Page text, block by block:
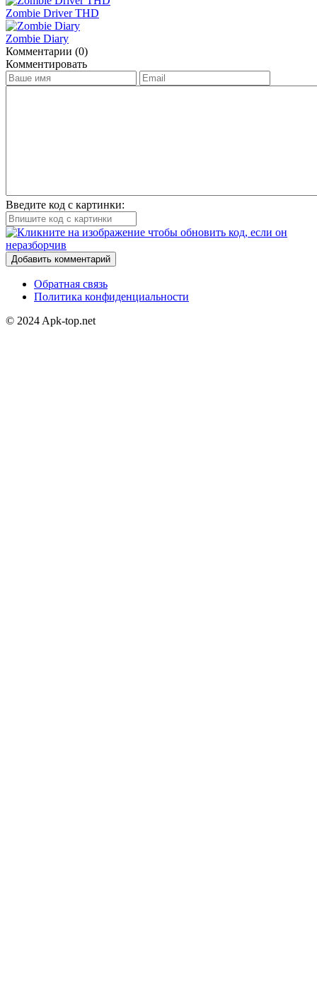
Zombie Driver THD
Zombie Diary
Комментарии (0)
Комментировать
Введите код с картинки:
Добавить комментарий
Обратная связь
Политика конфиденциальности
© 2024 Apk-top.net